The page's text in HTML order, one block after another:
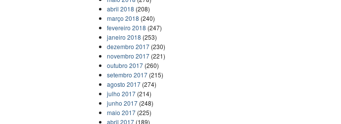
abril 2018 (208)
março 2018 (240)
fevereiro 2018 (247)
janeiro 2018 (253)
dezembro 2017 (230)
novembro 2017 (221)
outubro 2017 (260)
setembro 2017 (215)
agosto 2017 (274)
julho 2017 (214)
junho 2017 (248)
maio 2017 (225)
abril 2017 (189)